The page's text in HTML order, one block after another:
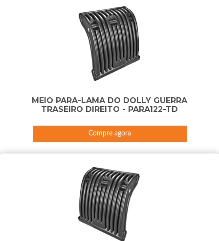
MEIO PARA-LAMA DO DOLLY GUERRA
TRASEIRO DIREITO - PARA122-TD
Compre agora